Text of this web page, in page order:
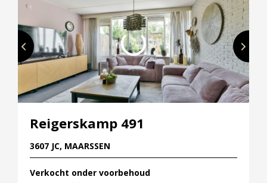
Reigerskamp 491
3607 JC, MAARSSEN
Verkocht onder voorbehoud